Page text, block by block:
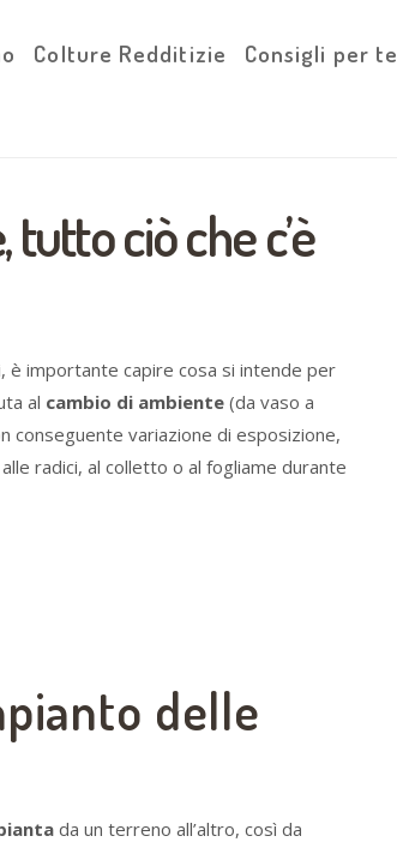
Colture Redditizie Consigli per te
ciò che c’è
è importante capire cosa si intende per
al cambio di ambiente (da vaso a
conseguente variazione di esposizione,
radici, al colletto o al fogliame durante
delle
da un terreno all’altro, così da